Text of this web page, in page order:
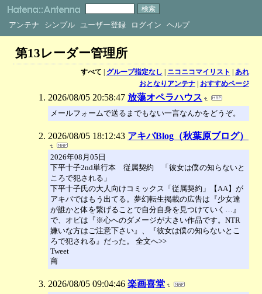
アンテナ シンプル ユーザー登録 ログイン ヘルプ
第13レーダー管理所
すべて | グループ指定なし | ニコニコマイリスト | あれ
おとなりアンテナ| おすすめページ
2026/08/05 20:58:47 放蕩オペラハウス
メールフォームで送るまでもない一言なんかをどうぞ。
2026/08/05 18:12:43 アキバBlog（秋葉原ブログ）
2026年08月05日
下平十子2nd単行本 従属契約 「彼女は僕の知らないと
ころで犯される」
下平十子氏の大人向けコミックス「従属契約」【AA】が
アキバではもう出てる。夢幻転生掲載の広告は『少女達
が誰かと体を繋げることで自分自身を見つけていく…』
で、オビは『※心へのダメージが大きい作品です。NTR
嫌いな方はご注意下さい』、『彼女は僕の知らないとこ
ろで犯される』だった。 全文へ>>
Tweet
商
2026/08/05 09:04:46 楽画喜堂